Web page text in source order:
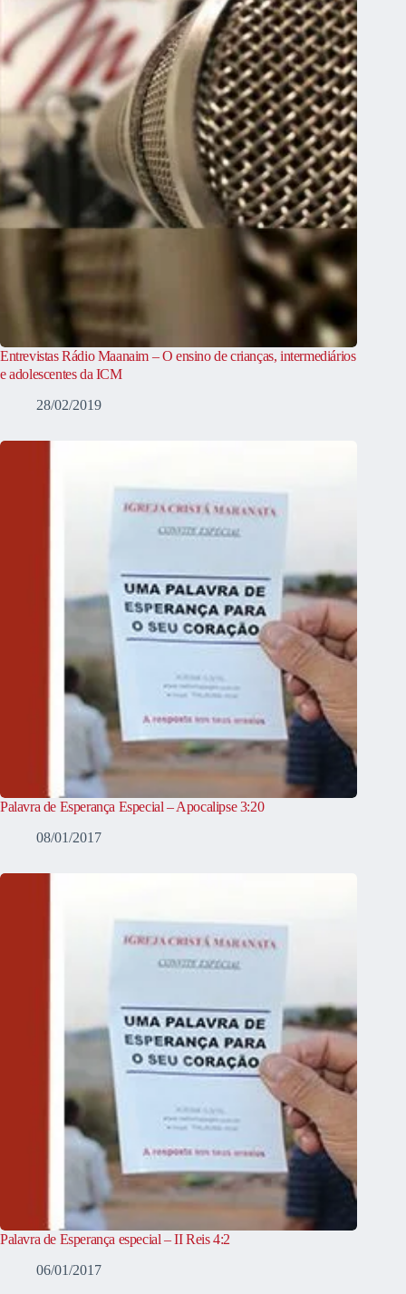
Entrevistas Rádio Maanaim – O ensino de crianças, intermediários
e adolescentes da ICM
28/02/2019
Palavra de Esperança Especial – Apocalipse 3:20
08/01/2017
Palavra de Esperança especial – II Reis 4:2
06/01/2017